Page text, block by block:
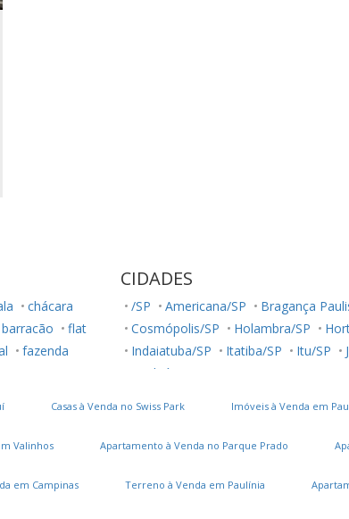
chácara
barracão
flat
fazenda
CIDADES
/SP Americana/SP
Bragança
Cosmópolis/SP
Holambra/SP
Indaiatuba/SP
Itatiba/SP Itu/SP
Jundiaí/SP
Serra Negra/SP
Sorocaba/SP
Votuporanga/SP
Casas à Venda no Swiss Park Imóveis à Venda em
Valinhos Apartamento à Venda no Parque Prado
em Campinas Terreno à Venda em Paulínia